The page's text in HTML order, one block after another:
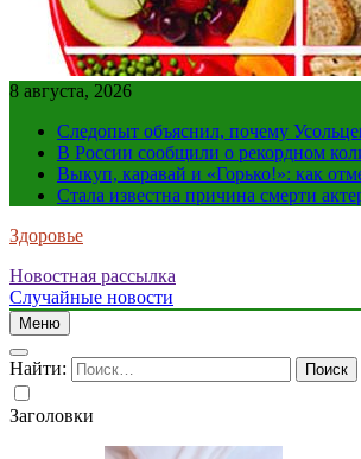
8 августа, 2026
Следопыт объяснил, почему
В России сообщили о рекордном
Выкуп, каравай и «Горько!»: как
Стала известна причина смерти
Здоровье
Новостная рассылка
Случайные новости
Меню
Найти:
Заголовки